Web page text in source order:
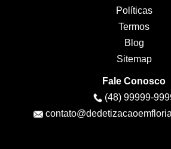
Políticas
Termos
Blog
Sitemap
Fale Conosco
(48) 99999-